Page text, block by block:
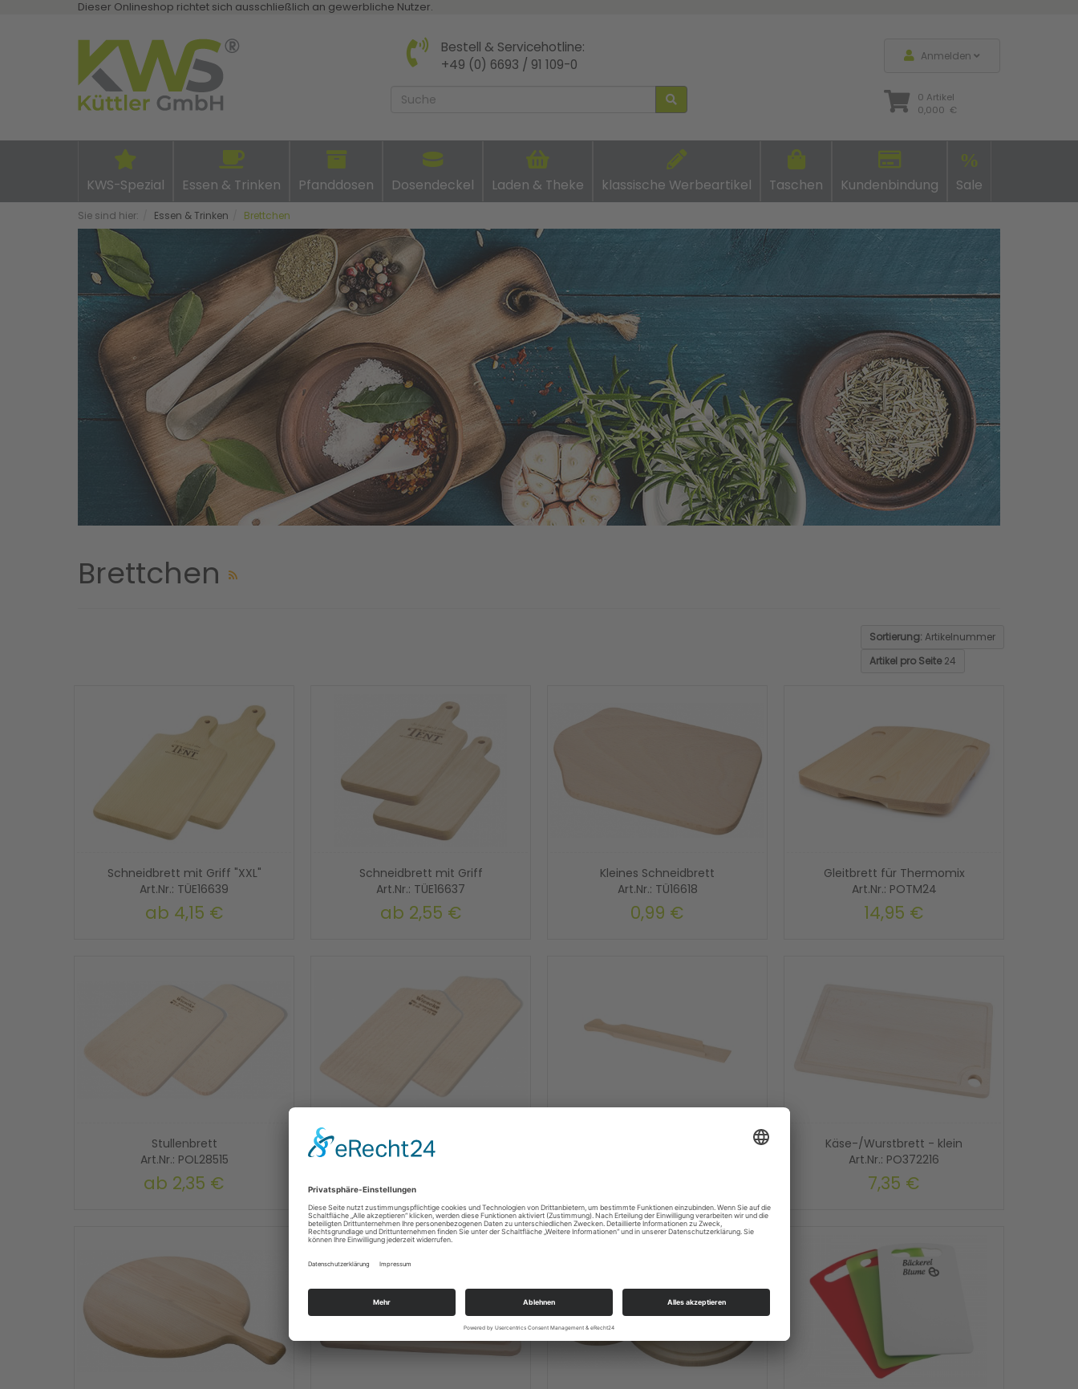
Dieser Onlineshop richtet sich ausschließlich an gewerbliche Nutzer.
Anmelden
0 Artikel
0,000 €
Bestell & Servicehotline:
+49 (0) 6693 / 91 109-0
KWS-Spezial Essen & Trinken Pfanddosen Dosendeckel Laden & Theke klassische Werbeartikel Taschen Kundenbindung
%
Sale
Sie sind hier: Essen & Trinken Brettchen
Brettchen
Sortierung: Artikelnummer
Artikel pro Seite 24
Schneidbrett mit Griff "XXL"
Art.Nr.: TÜE16639
ab 4,15 €
Schneidbrett mit Griff
Art.Nr.: TÜE16637
ab 2,55 €
Kleines Schneidbrett
Art.Nr.: TÜ16618
0,99 €
Gleitbrett für Thermomix
Art.Nr.: POTM24
14,95 €
Stullenbrett
Art.Nr.: POL28515
ab 2,35 €
Brett eckig
Art.Nr.: POL2108
ab1,15 €
Käse-/Wurstbrett - klein
Art.Nr.: PO372216
7,35 €